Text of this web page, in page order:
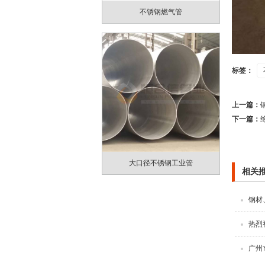
不锈钢燃气管
大口径不锈钢工业管
标签：
上一篇：
下一篇：
相关
钢材
热烈
广州